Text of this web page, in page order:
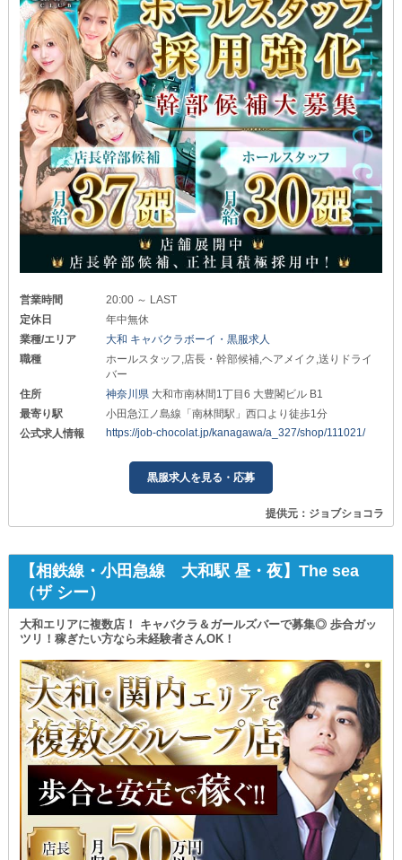
営業時間
20:00 ～ LAST
定休日
年中無休
業種/エリア
大和 キャバクラボーイ・黒服求人
職種
ホールスタッフ,店長・幹部候補,ヘアメイク,送りドライ
バー
住所
神奈川県 大和市南林間1丁目6 大豊閣ビル B1
最寄り駅
小田急江ノ島線「南林間駅」西口より徒歩1分
公式求人情報
https://job-chocolat.jp/kanagawa/a_327/shop/111021/
黒服求人を見る・応募
提供元：ジョブショコラ
【相鉄線・小田急線 大和駅 昼・夜】The sea
（ザ シー）
大和エリアに複数店！ キャバクラ＆ガールズバーで募集◎ 歩合ガッ
ツリ！稼ぎたい方なら未経験者さんOK！